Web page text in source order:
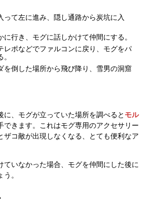
って左に進み、隠し通路から炭坑に入
に行き、モグに話しかけて仲間にする。
レポなどでファルコンに戻り、モグをパ
を倒した場所から飛び降り、雪男の洞窟
に、モグが立っていた場所を調べると モル
できます。これはモグ専用のアクセサリー
ザコ敵が出現しなくなる、とても便利なア
ていなかった場合、モグを仲間にした後に
。